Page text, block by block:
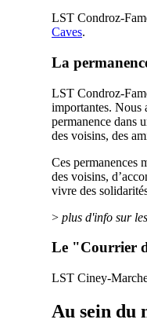
LST Condroz-
Caves.
La
LST Condroz-
importantes. Nous
permanence dans
des voisins, des
Ces permanences
des voisins,
vivre des
> plus d'info sur les
Le "Courrier
LST Ciney-
Au sein du